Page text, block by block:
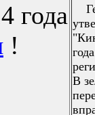
года
!
В